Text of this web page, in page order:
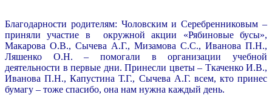
Благодарности родителям: Чоловским и Серебренниковым –
приняли участие в окружной акции «Рябиновые бусы»,
Макарова О.В., Сычева А.Г., Мизамова С.С., Иванова П.Н.,
Ляшенко О.Н. – помогали в организации учебной
деятельности в первые дни. Принесли цветы – Ткаченко И.В.,
Иванова П.Н., Капустина Т.Г., Сычева А.Г. всем, кто принес
бумагу – тоже спасибо, она нам нужна каждый день.